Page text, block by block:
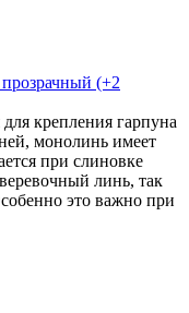
(+2
крепления гарпуна
монолинь имеет
при слиновке
линь, так
это важно при